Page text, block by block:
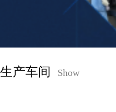
生产车间 Show